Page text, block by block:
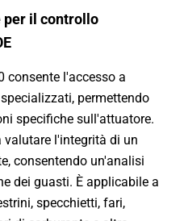
per il controllo
consente l'accesso a
permettendo
specifiche sull'attuatore.
l'integrità di un
consentendo un'analisi
dei guasti. È applicabile a
specchietti, fari,